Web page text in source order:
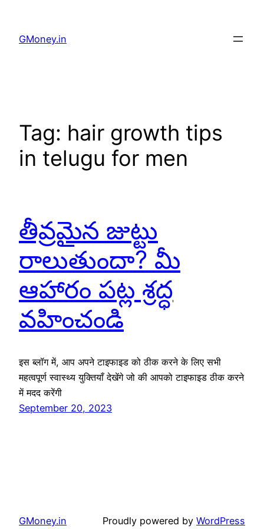
GMoney.in
Tag: hair growth tips
in telugu for men
తీవ్రమైన జుట్టు
రాలుతుందా? మీ
ఆహారం పట్ల శ్రద్ధ
వహించండి
इस ब्लॉग में, आप अपने टाइफाइड को ठीक करने के लिए सभी
महत्वपूर्ण स्वास्थ्य युक्तियाँ देखेंगे जो की आपको टाइफाइड ठीक करने
में मदद करेंगी
September 20, 2023
GMoney.in Proudly powered by WordPress